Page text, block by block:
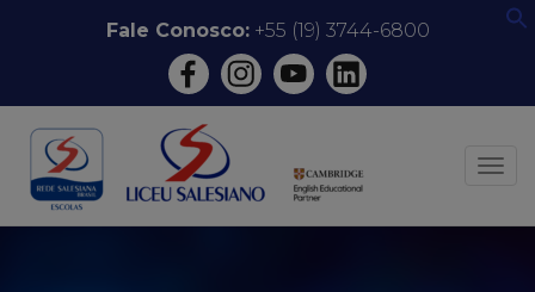
conteúdo
Fale Conosco:+55 (19) 3744-6800